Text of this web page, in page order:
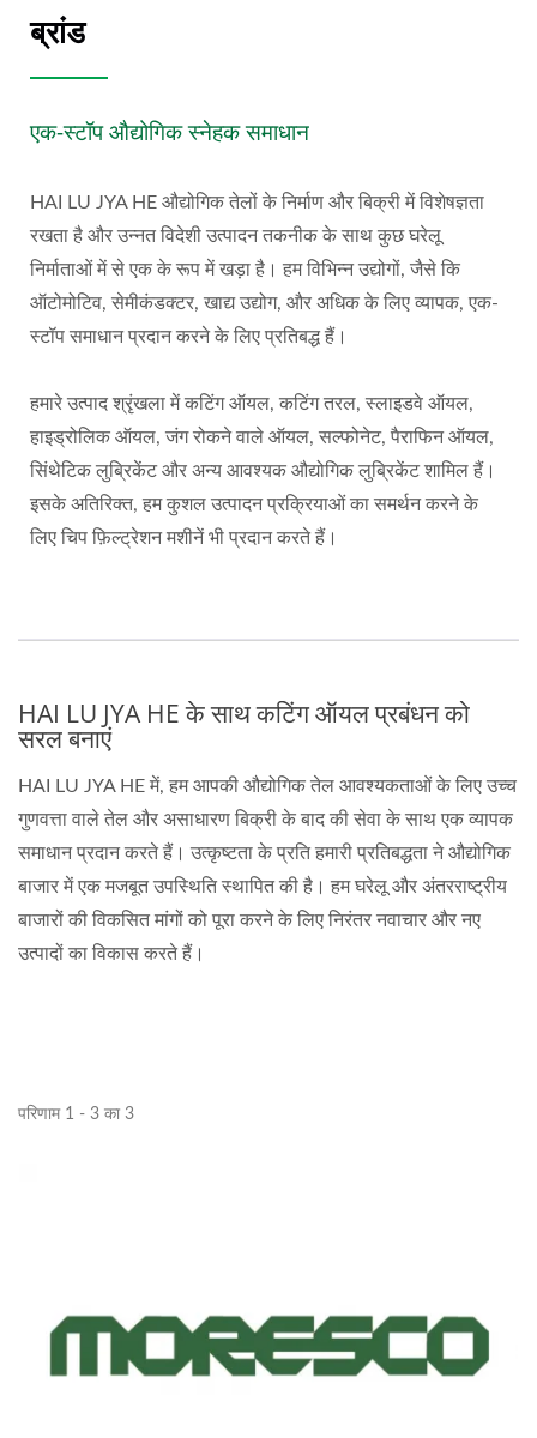
ब्रांड
एक-स्टॉप औद्योगिक स्नेहक समाधान
HAI LU JYA HE औद्योगिक तेलों के निर्माण और बिक्री में विशेषज्ञता
रखता है और उन्नत विदेशी उत्पादन तकनीक के साथ कुछ घरेलू
निर्माताओं में से एक के रूप में खड़ा है। हम विभिन्न उद्योगों, जैसे कि
ऑटोमोटिव, सेमीकंडक्टर, खाद्य उद्योग, और अधिक के लिए व्यापक, एक-
स्टॉप समाधान प्रदान करने के लिए प्रतिबद्ध हैं।
हमारे उत्पाद श्रृंखला में कटिंग ऑयल, कटिंग तरल, स्लाइडवे ऑयल,
हाइड्रोलिक ऑयल, जंग रोकने वाले ऑयल, सल्फोनेट, पैराफिन ऑयल,
सिंथेटिक लुब्रिकेंट और अन्य आवश्यक औद्योगिक लुब्रिकेंट शामिल हैं।
इसके अतिरिक्त, हम कुशल उत्पादन प्रक्रियाओं का समर्थन करने के
लिए चिप फ़िल्ट्रेशन मशीनें भी प्रदान करते हैं।
HAI LU JYA HE के साथ कटिंग ऑयल प्रबंधन को
सरल बनाएं
HAI LU JYA HE में, हम आपकी औद्योगिक तेल आवश्यकताओं के लिए उच्च
गुणवत्ता वाले तेल और असाधारण बिक्री के बाद की सेवा के साथ एक व्यापक
समाधान प्रदान करते हैं। उत्कृष्टता के प्रति हमारी प्रतिबद्धता ने औद्योगिक
बाजार में एक मजबूत उपस्थिति स्थापित की है। हम घरेलू और अंतरराष्ट्रीय
बाजारों की विकसित मांगों को पूरा करने के लिए निरंतर नवाचार और नए
उत्पादों का विकास करते हैं।
परिणाम 1 - 3 का 3